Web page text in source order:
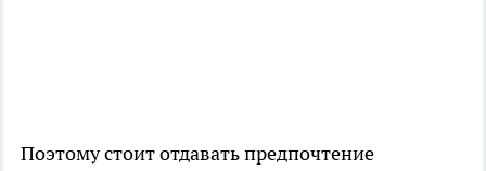
Поэтому стоит отдавать предпочтение